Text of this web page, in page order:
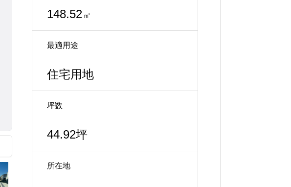
148.52 ㎡
最適用途
住宅用地
坪数
44.92坪
所在地